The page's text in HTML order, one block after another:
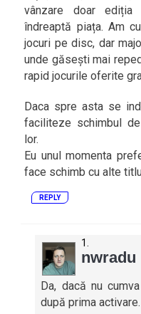
vânzare doar
îndreaptă piața. Am
jocuri pe disc, dar
unde găsești mai
rapid jocurile oferite
Daca spre asta se
faciliteze schimbul
lor.
Eu unul momenta
face schimb cu alte
REPLY
nwradu
Da, dacă nu
după prima activare.